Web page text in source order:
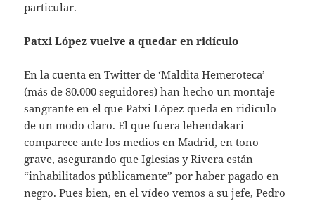
particular.
Patxi López vuelve a quedar en ridículo
En la cuenta en Twitter de ‘Maldita Hemeroteca’
(más de 80.000 seguidores) han hecho un montaje
sangrante en el que Patxi López queda en ridículo
de un modo claro. El que fuera lehendakari
comparece ante los medios en Madrid, en tono
grave, asegurando que Iglesias y Rivera están
“inhabilitados públicamente” por haber pagado en
negro. Pues bien, en el vídeo vemos a su jefe, Pedro